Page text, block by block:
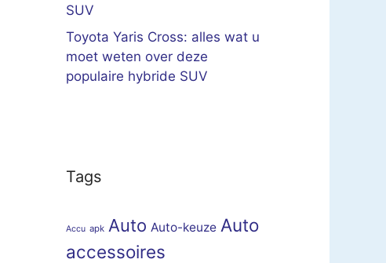
SUV
Toyota Yaris Cross: alles wat u
moet weten over deze
populaire hybride SUV
Tags
Accu apk Auto Auto-keuze Auto
accessoires